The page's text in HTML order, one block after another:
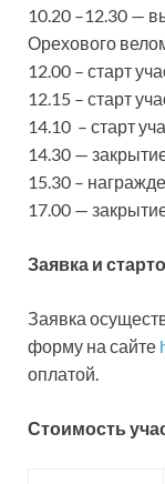
10.20 –12.30 —
Орехового
12.00 – старт
12.15 – старт
14.10 – старт
14.30 —
15.30 –
17.00 —
Заявка и
Заявка
форму на сайте
оплатой.
Стоимость